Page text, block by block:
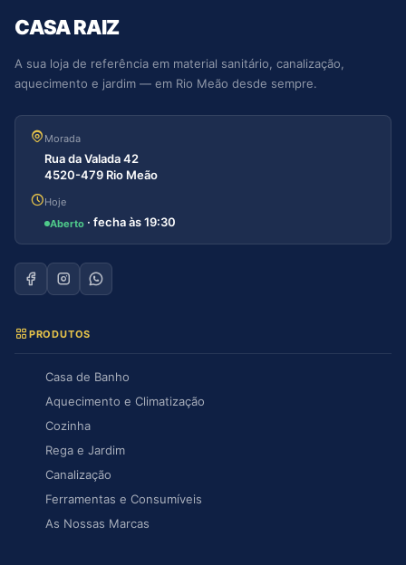
CASA RAIZ
A sua loja de referência em material sanitário, canalização,
aquecimento e jardim — em Rio Meão desde sempre.
Morada
Rua da Valada 42
4520-479 Rio Meão
Hoje
Aberto · fecha às 19:30
PRODUTOS
Casa de Banho
Aquecimento e Climatização
Cozinha
Rega e Jardim
Canalização
Ferramentas e Consumíveis
As Nossas Marcas